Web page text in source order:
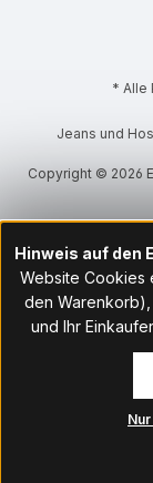
* Alle
Jeans und
Copyright © 2026
Hinweis auf den
Website Cookies
den
und Ihr
notwendigen
Klick auf "Nur
Zugang zu den
unserer Website